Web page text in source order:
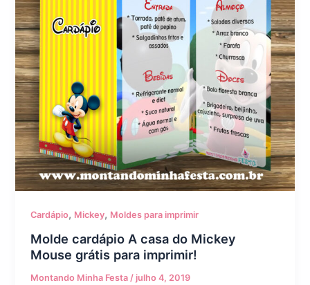
Cardápio, Mickey, Moldes para imprimir
Molde cardápio A casa do Mickey
Mouse grátis para imprimir!
Montando Minha Festa / julho 4, 2019